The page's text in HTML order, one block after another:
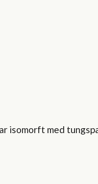
isomorft med